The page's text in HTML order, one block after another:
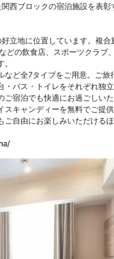
西ブロックの宿泊施設を表彰
立地に位置しています。複
の飲食店、スポーツクラブ
ど全7タイプをご用意。ご
バス・トイレをそれぞれ独
宿泊でも快適にお過ごしいた
キャンディーを無料でご提
自由にお楽しみいただける